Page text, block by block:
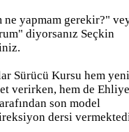
yapmam gerekir?"
diyorsanız Seçkin
Sürücü Kursu hem yeni
verirken, hem de
son model
dersi